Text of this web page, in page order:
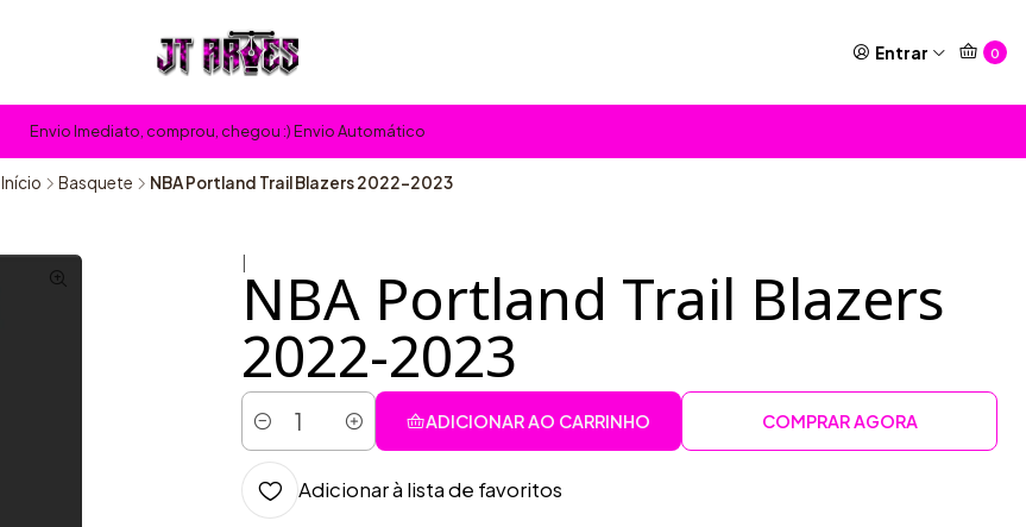
Entrar 0
Envio Imediato, comprou, chegou :) Envio Automático
Início Basquete NBA Portland Trail Blazers 2022-2023
NBA Portland Trail Blazers
2022-2023
Quantidade
ADICIONAR AO CARRINHO COMPRAR AGORA
Adicionar à lista de favoritos